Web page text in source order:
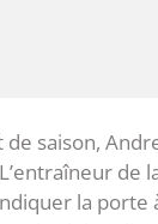
saison,
de
la porte